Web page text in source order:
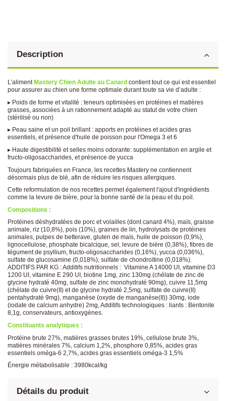
Description
L’aliment Mastery Chien Adulte au Canard contient tout ce qui est essentiel
pour assurer au chien une forme optimale durant toute sa vie d’adulte :
▸ Poids de forme et vitalité : teneurs optimisées en protéines et matières
grasses, associées à un rationnement adapté au statut de votre chien
(stérilisé ou non)
▸ Peau saine et un poil brillant : apports en protéines et acides gras
essentiels, et présence d'huile de poisson pour l'Omega 3 et 6
▸ Haute digestibilité et selles moins odorante: supplémentation en argile et
fructo-oligosaccharides, et présence de yucca
Toujours fabriquées en France, les recettes Mastery ne contiennent
désormais plus de blé, afin de réduire les risques allergiques.
Cette reformulation de nos recettes permet également l'ajout d'ingrédients
comme la levure de bière, pour la bonne santé de la peau et du poil.
Compositions :
Protéines déshydratées de porc et volailles (dont canard 4%), maïs, graisse
animale, riz (10,8%), pois (10%), graines de lin, hydrolysats de protéines
animales, pulpes de betterave, gluten de maïs, huile de poisson (0,9%),
lignocellulose, phosphate bicalcique, sel, levure de bière (0,38%), fibres de
tégument de psyllium, fructo-oligosaccharides (0,16%), yucca (0,036%),
sulfate de glucosamine (0,018%), sulfate de chondroïtine (0,018%).
ADDITIFS PAR KG : Additifs nutritionnels : Vitamine A 14000 UI, vitamine D3
1200 UI, vitamine E 290 UI, biotine 1mg, zinc 130mg (chélate de zinc de
glycine hydraté 40mg, sulfate de zinc monohydraté 90mg), cuivre 11,5mg
(chélate de cuivre(II) et de glycine hydraté 2,5mg, sulfate de cuivre(II)
pentahydraté 9mg), manganèse (oxyde de manganèse(II)) 30mg, iode
(iodate de calcium anhydre) 2mg, Additifs technologiques : liants : Bentonite
8,1g, conservateurs, antioxygènes.
Constituants analytiques :
Protéine brute 27%, matières grasses brutes 19%, cellulose brute 3%,
matières minérales 7%, calcium 1,2%, phosphore 0,85%, acides gras
essentiels oméga-6 2,7%, acides gras essentiels oméga-3 1,5%
Énergie métabolisable : 3980kcal/kg
Détails du produit